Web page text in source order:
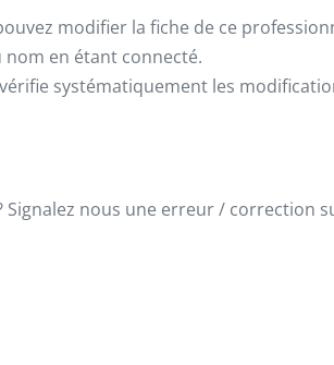
modifier la fiche de ce
en étant connecté.
systématiquement les
Signalez nous une erreur / correction